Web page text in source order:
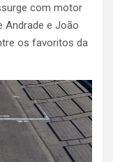
com motor
Andrade e João
os favoritos da